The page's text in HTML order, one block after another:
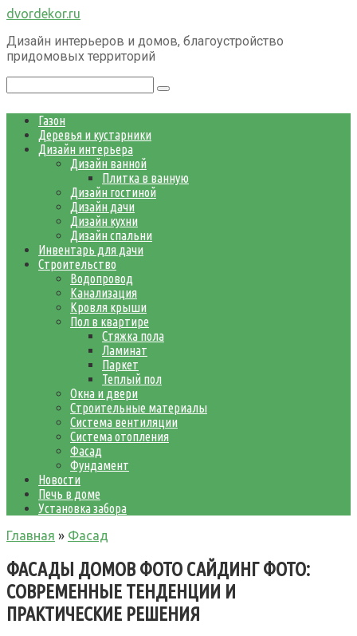
Перейти
контенту
dvordekor.ru
Дизайн интерьеров и домов, благоустройство
придомовых территорий
Газон
Деревья и кустарники
Дизайн интерьера
Дизайн ванной
Плитка в ванную
Дизайн гостиной
Дизайн дачи
Дизайн кухни
Дизайн спальни
Инвентарь для дачи
Строительство
Водопровод
Канализация
Кровля крыши
Пол в квартире
Стяжка пола
Ламинат
Паркет
Теплый пол
Окна и двери
Строительные материалы
Система вентиляции
Система отопления
Фасад
Фундамент
Новости
Печь в доме
Установка забора
Главная » Фасад
ФАСАДЫ ДОМОВ ФОТО САЙДИНГ ФОТО:
СОВРЕМЕННЫЕ ТЕНДЕНЦИИ И
ПРАКТИЧЕСКИЕ РЕШЕНИЯ